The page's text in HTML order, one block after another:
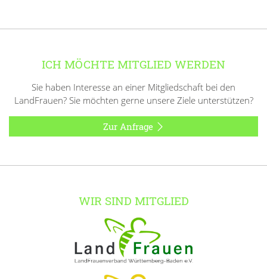
ICH MÖCHTE MITGLIED WERDEN
Sie haben Interesse an einer Mitgliedschaft bei den
LandFrauen? Sie möchten gerne unsere Ziele unterstützen?
Zur Anfrage
WIR SIND MITGLIED